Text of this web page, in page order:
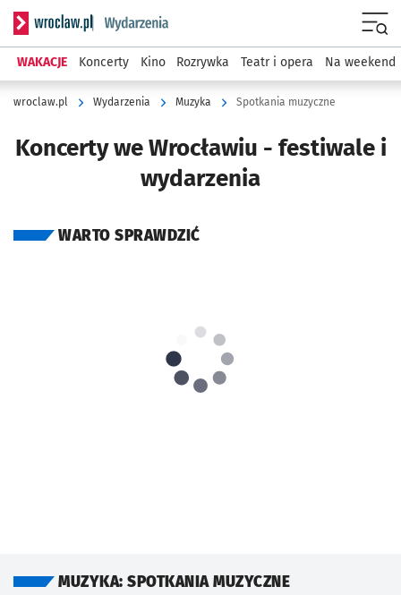
Serwis informacyjny wroclaw.pl podserwis: Wydarzenia
WAKACJE Koncerty Kino Rozrywka Teatr i opera Na weekend
wroclaw.pl Wydarzenia Muzyka Spotkania muzyczne
Koncerty we Wrocławiu - festiwale i
wydarzenia
WARTO SPRAWDZIĆ
MUZYKA: SPOTKANIA MUZYCZNE